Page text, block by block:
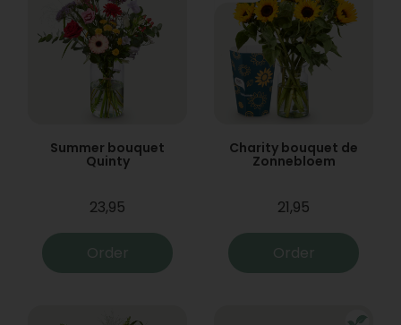
Summer bouquet
Quinty
23,95
Order
Charity bouquet de
Zonnebloem
21,95
Order